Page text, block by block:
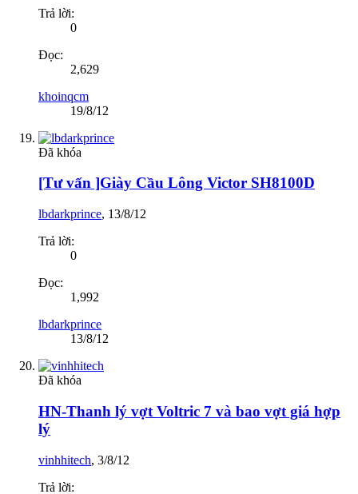
Trả lời:
0
Đọc:
2,629
khoinqcm
19/8/12
Đã khóa
[Tư vấn ]Giày Cầu Lông Victor SH8100D
lbdarkprince, 13/8/12
Trả lời:
0
Đọc:
1,992
lbdarkprince
13/8/12
Đã khóa
HN-Thanh lý vợt Voltric 7 và bao vợt giá hợp
lý
vinhhitech, 3/8/12
Trả lời: